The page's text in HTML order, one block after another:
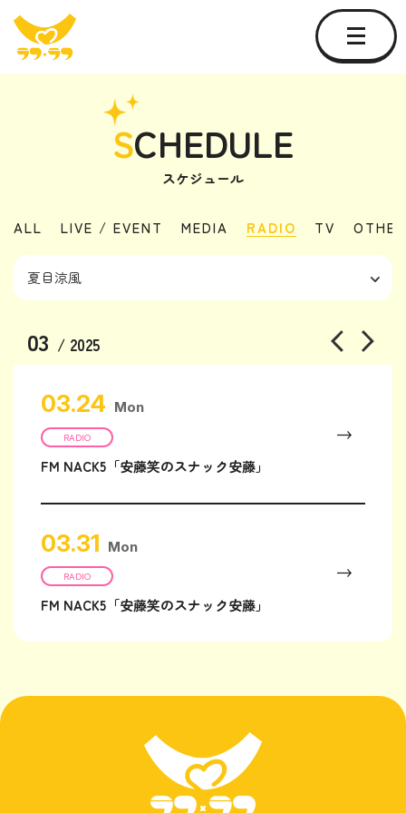
SCHEDULE
スケジュール
ALL LIVE / EVENT MEDIA RADIO TV OTHER
03 / 2025
03.24 Mon
RADIO
FM NACK5「安藤笑のスナック安藤」
03.31 Mon
RADIO
FM NACK5「安藤笑のスナック安藤」